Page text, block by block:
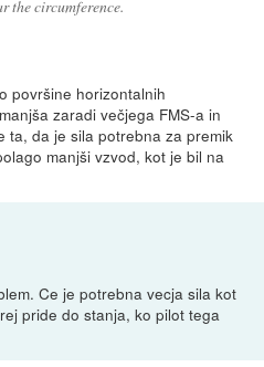
the circumference.
površine horizontalnih
zaradi večjega FMS-a in
ta, da je sila potrebna za premik
manjši vzvod, kot je bil na
Ce je potrebna vecja sila kot
pride do stanja, ko pilot tega